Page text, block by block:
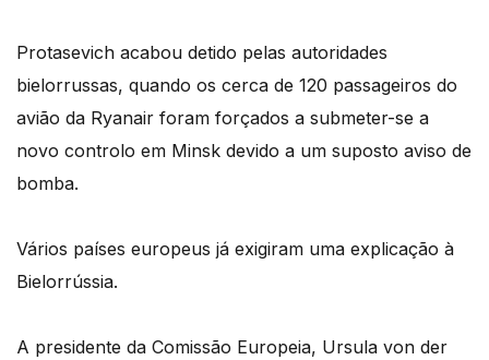
Protasevich acabou detido pelas autoridades
bielorrussas, quando os cerca de 120 passageiros do
avião da Ryanair foram forçados a submeter-se a
novo controlo em Minsk devido a um suposto aviso de
bomba.
Vários países europeus já exigiram uma explicação à
Bielorrússia.
A presidente da Comissão Europeia, Ursula von der